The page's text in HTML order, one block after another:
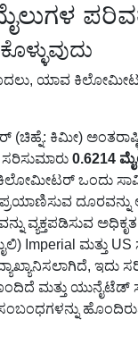
ಯಾವ
ಕಿಮೀ)
0.6214
ಕಿಲೋಮೀಟರ್ ಒಂದು
ಪ್ರಯಾಣಿಸುವ
ವ್ಯಕ್ತಪಡಿಸುವ
Imperial ಮತ್ತು
ಇದು
ಮತ್ತು ಯುನೈಟೆಡ್